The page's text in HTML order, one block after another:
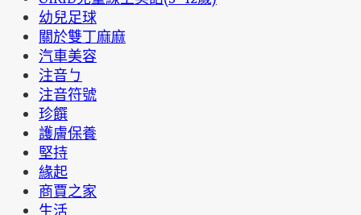
幼兒足球
關於雙丁麻麻
汽車美容
注音ㄅ
注音符號
珍饌
護膚保養
堅持
緣起
商賈之家
生活